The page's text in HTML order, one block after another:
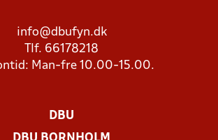
info@dbufyn.dk
Tlf. 66178218
Man-fre 10.00-15.00.
DBU